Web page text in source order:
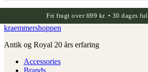
Fri fragt over 699 kr. • 30 dages
kraemmershoppen
Antik og Royal 20 års erfaring
Accessories
Brands